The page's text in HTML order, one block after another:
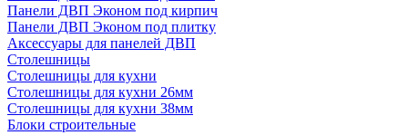
Панели ДВП Эконом под кирпич
Панели ДВП Эконом под плитку
Аксессуары для панелей ДВП
Столешницы
Столешницы для кухни
Столешницы для кухни 26мм
Столешницы для кухни 38мм
Блоки строительные